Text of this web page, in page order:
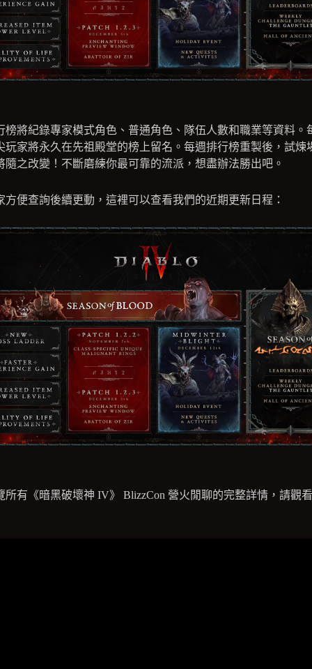
榜將紀錄專家模式角色、普通角色、隊伍人數和職業等資料。
玩家將永久在先祖殿堂的榜上留名。每週排行榜重製後，試煉
隨之改變！不斷磨練你最可靠的流派，想盡辦法勝出吧。
方便查詢後續更動，這裡可以查看我們的近期更新日程：
所有《暗黑破壞神 IV》 BlizzCon 營火閒聊的完整詳情，請觀